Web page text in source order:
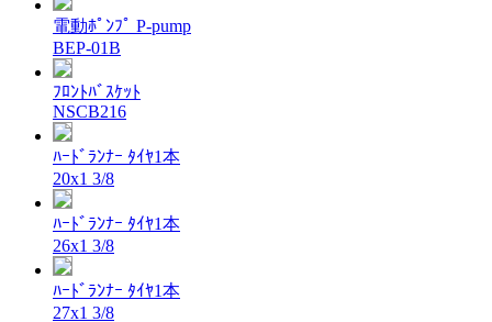
電動ﾎﾟﾝﾌﾟ P-pump
BEP-01B
ﾌﾛﾝﾄﾊﾞｽｹｯﾄ
NSCB216
ﾊｰﾄﾞﾗﾝﾅｰ ﾀｲﾔ1本
20x1 3/8
ﾊｰﾄﾞﾗﾝﾅｰ ﾀｲﾔ1本
26x1 3/8
ﾊｰﾄﾞﾗﾝﾅｰ ﾀｲﾔ1本
27x1 3/8